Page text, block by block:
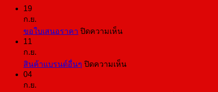
19
ก.ย.
ขอใบเสนอราคา ปิดความเห็นบน
เสนอ
11
ก.ย.
สินค้าแบรนด์อื่นๆ ปิดความเห็นบน
04
ก.ย.